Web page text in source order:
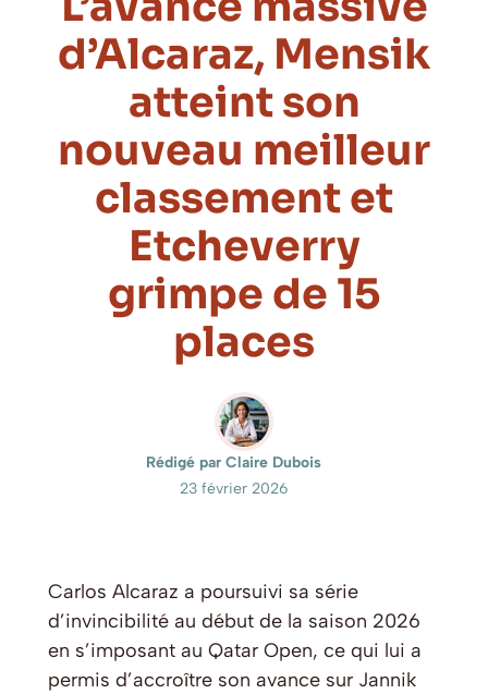
d’Alcaraz, Mensik
atteint son
nouveau meilleur
classement et
Etcheverry
grimpe de 15
places
Rédigé par Claire Dubois
23 février 2026
Carlos Alcaraz a poursuivi sa série
d’invincibilité au début de la saison 2026
en s’imposant au Qatar Open, ce qui lui a
permis d’accroître son avance sur Jannik